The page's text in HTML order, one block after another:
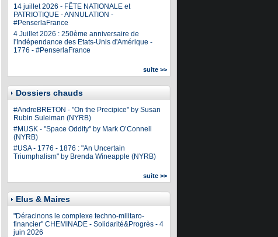
14 juillet 2026 - FÊTE NATIONALE et
PATRIOTIQUE - ANNULATION -
#PenserlaFrance
4 Juillet 2026 : 250ème anniversaire de
l'Indépendance des Etats-Unis d'Amérique -
1776 - #PenserlaFrance
suite >>
Dossiers chauds
#AndreBRETON - "On the Precipice" by Susan
Rubin Suleiman (NYRB)
#MUSK - "Space Oddity" by Mark O’Connell
(NYRB)
#USA - 1776 - 1876 : "An Uncertain
Triumphalism" by Brenda Wineapple (NYRB)
suite >>
Elus & Maires
"Déracinons le complexe techno-militaro-
financier" CHEMINADE - Solidarité&Progrès - 4
juin 2026